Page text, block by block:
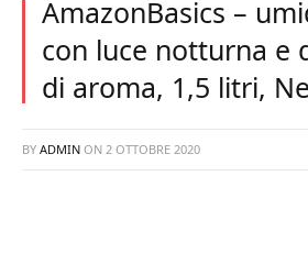
AmazonBasics –
con luce notturna e
di aroma, 1,5 litri,
BY ADMIN ON 2 OTTOBRE 2020